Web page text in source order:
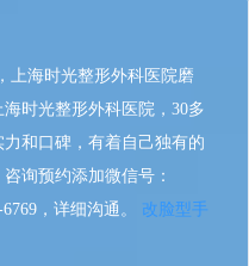
上海时光整形外科医院磨
时光整形外科医院，30多
和口碑，有着自己独有的
询预约添加微信号：
，详细沟通。 改脸型手